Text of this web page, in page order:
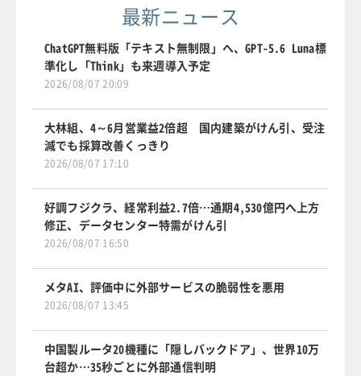
最新ニュース
ChatGPT無料版「テキスト無制限」へ、GPT-5.6 Luna標
準化し「Think」も来週導入予定
2026/08/07 20:09
大林組、4～6月営業益2倍超 国内建築がけん引、受注
減でも採算改善くっきり
2026/08/07 17:10
好調フジクラ、経常利益2.7倍…通期4,530億円へ上方
修正、データセンター特需がけん引
2026/08/07 16:50
メタAI、評価中に外部サービスの脆弱性を悪用
2026/08/07 13:45
中国製ルータ20機種に「隠しバックドア」、世界10万
台超か…35秒ごとに外部通信判明